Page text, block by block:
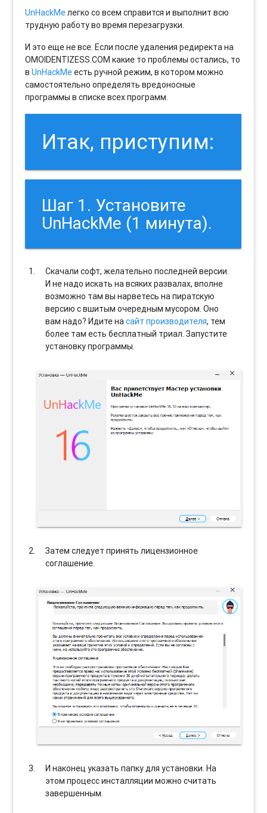
UnHackMeлегко со всем справится и выполнит всю
трудную работу во время перезагрузки.
И это еще не все. Если после удаления редиректа на
OMOIDENTIZESS.COM какие то проблемы остались, то
вUnHackMeесть ручной режим, в котором можно
самостоятельно определять вредоносные
программы в списке всех программ.
Итак, приступим:
Шаг 1. Установите
UnHackMe (1 минута).
Скачали софт, желательно последней версии.
И не надо искать на всяких развалах, вполне
возможно там вы нарветесь на пиратскую
версию с вшитым очередным мусором. Оно
вам надо? Идите насайт производителя, тем
более там есть бесплатный триал. Запустите
установку программы.
Затем следует принять лицензионное
соглашение.
И наконец указать папку для установки. На
этом процесс инсталляции можно считать
завершенным.